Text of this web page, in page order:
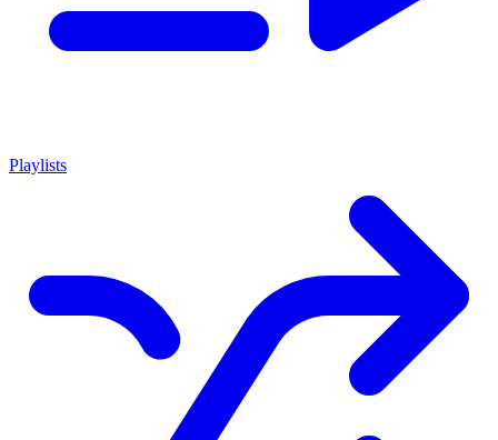
Playlists